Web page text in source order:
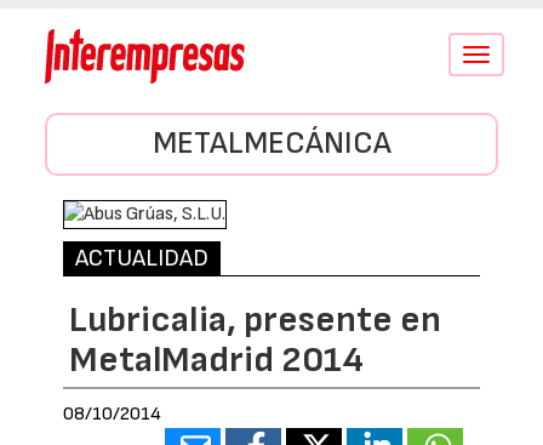
Conmutar
METALMECÁNICA
ACTUALIDAD
Lubricalia, presente en
MetalMadrid 2014
08/10/2014